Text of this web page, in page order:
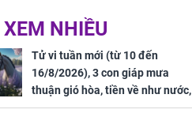
nay,
2026: Tăng
triệu
'Bách Hoa Sát' vừa kết
thúc, Mạnh Tử Nghĩa
đã vướng tranh luận
NHIỀU
Tử vi tuần mới (từ 10 đến
16/8/2026), 3 con giáp mưa
thuận gió hòa, tiền về như nước,
bạc vàng dư dả, Phú Quý Vinh